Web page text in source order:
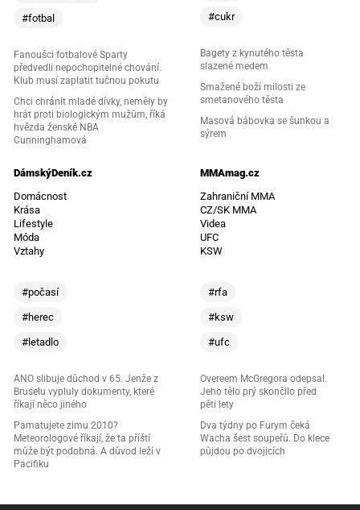
#fotbal
Fanoušci fotbalové Sparty
předvedli nepochopitelné chování.
Klub musí zaplatit tučnou pokutu
Chci chránit mladé dívky, neměly by
hrát proti biologickým mužům, říká
hvězda ženské NBA
Cunninghamová
#cukr
Bagety z kynutého těsta
slazené medem
Smažené boží milosti ze
smetanového těsta
Masová bábovka se šunkou a
sýrem
DámskýDeník.cz
Domácnost
Krása
Lifestyle
Móda
Vztahy
#počasí
#herec
#letadlo
ANO slibuje důchod v 65. Jenže z
Bruselu vypluly dokumenty, které
říkají něco jiného
Pamatujete zimu 2010?
Meteorologové říkají, že ta příští
může být podobná. A důvod leží v
Pacifiku
MMAmag.cz
Zahraniční MMA
CZ/SK MMA
Videa
UFC
KSW
#rfa
#ksw
#ufc
Overeem McGregora odepsal.
Jeho tělo prý skončilo před
pěti lety
Dva týdny po Furym čeká
Wacha šest soupeřů. Do klece
půjdou po dvojicích